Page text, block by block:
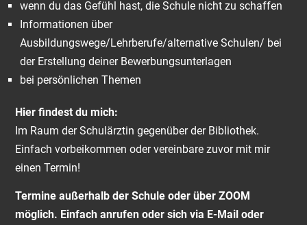
wenn du das Gefühl hast, die Schule nicht zu schaffen
Informationen über
Ausbildungswege/Lehrberufe/alternative Schulen/ bei
der Erstellung deiner Bewerbungsunterlagen
bei persönlichen Themen
Hier findest du mich:
Im Raum der Schulärztin gegenüber der Bibliothek.
Einfach vorbeikommen oder vereinbare zuvor mit mir
einen Termin!
Termine außerhalb der Schule oder über ZOOM
möglich. Einfach anrufen oder sich via E-Mail oder